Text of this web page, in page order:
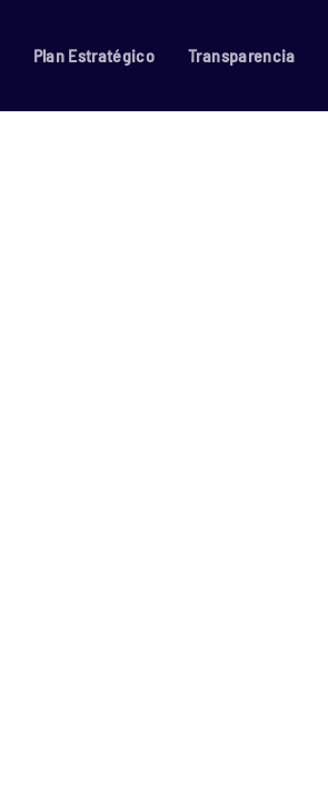
Plan Estratégico Transparencia